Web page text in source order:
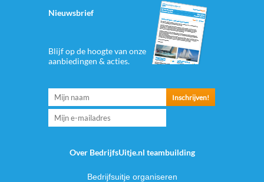
Nieuwsbrief
Blijf op de hoogte van onze
aanbiedingen & acties.
Over BedrijfsUitje.nl teambuilding
Bedrijfsuitje organiseren